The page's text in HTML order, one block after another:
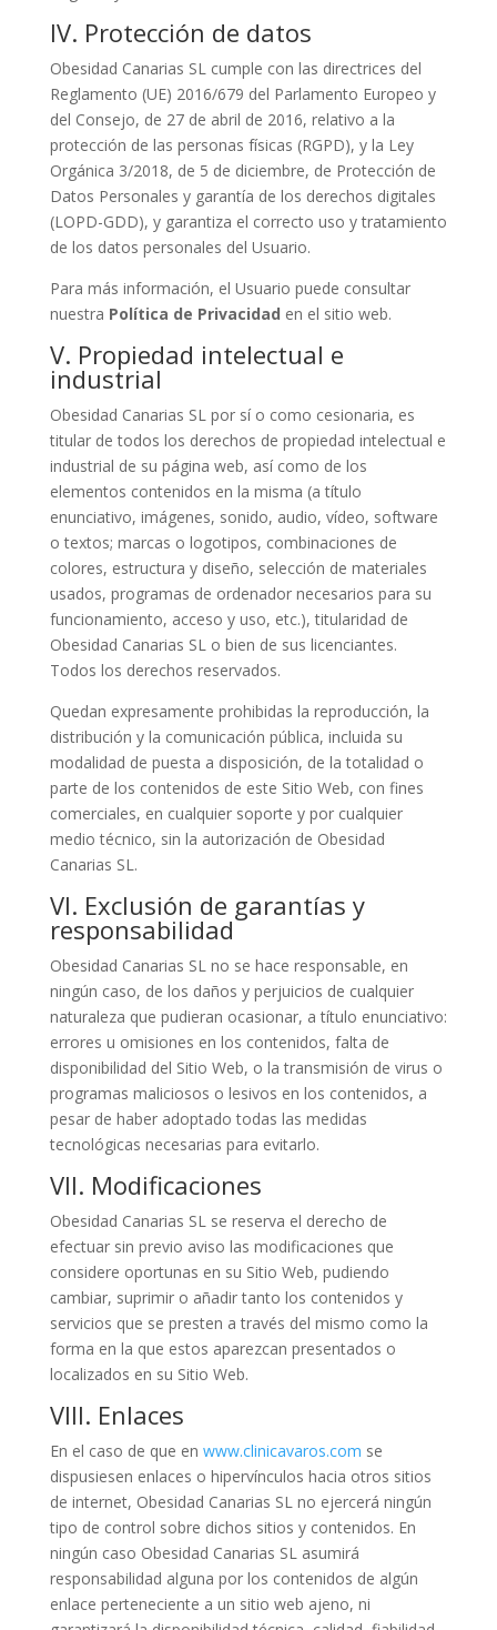
IV. Protección de datos
Obesidad Canarias SL cumple con las directrices del
Reglamento (UE) 2016/679 del Parlamento Europeo y
del Consejo, de 27 de abril de 2016, relativo a la
protección de las personas físicas (RGPD), y la Ley
Orgánica 3/2018, de 5 de diciembre, de Protección de
Datos Personales y garantía de los derechos digitales
(LOPD-GDD), y garantiza el correcto uso y tratamiento
de los datos personales del Usuario.
Para más información, el Usuario puede consultar
nuestra Política de Privacidad en el sitio web.
V. Propiedad intelectual e
industrial
Obesidad Canarias SL por sí o como cesionaria, es
titular de todos los derechos de propiedad intelectual e
industrial de su página web, así como de los
elementos contenidos en la misma (a título
enunciativo, imágenes, sonido, audio, vídeo, software
o textos; marcas o logotipos, combinaciones de
colores, estructura y diseño, selección de materiales
usados, programas de ordenador necesarios para su
funcionamiento, acceso y uso, etc.), titularidad de
Obesidad Canarias SL o bien de sus licenciantes.
Todos los derechos reservados.
Quedan expresamente prohibidas la reproducción, la
distribución y la comunicación pública, incluida su
modalidad de puesta a disposición, de la totalidad o
parte de los contenidos de este Sitio Web, con fines
comerciales, en cualquier soporte y por cualquier
medio técnico, sin la autorización de Obesidad
Canarias SL.
VI. Exclusión de garantías y
responsabilidad
Obesidad Canarias SL no se hace responsable, en
ningún caso, de los daños y perjuicios de cualquier
naturaleza que pudieran ocasionar, a título enunciativo:
errores u omisiones en los contenidos, falta de
disponibilidad del Sitio Web, o la transmisión de virus o
programas maliciosos o lesivos en los contenidos, a
pesar de haber adoptado todas las medidas
tecnológicas necesarias para evitarlo.
VII. Modificaciones
Obesidad Canarias SL se reserva el derecho de
efectuar sin previo aviso las modificaciones que
considere oportunas en su Sitio Web, pudiendo
cambiar, suprimir o añadir tanto los contenidos y
servicios que se presten a través del mismo como la
forma en la que estos aparezcan presentados o
localizados en su Sitio Web.
VIII. Enlaces
En el caso de que en www.clinicavaros.com se
dispusiesen enlaces o hipervínculos hacia otros sitios
de internet, Obesidad Canarias SL no ejercerá ningún
tipo de control sobre dichos sitios y contenidos. En
ningún caso Obesidad Canarias SL asumirá
responsabilidad alguna por los contenidos de algún
enlace perteneciente a un sitio web ajeno, ni